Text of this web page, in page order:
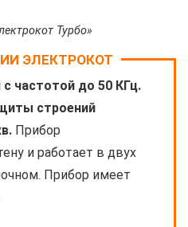
Турбо»
ЭЛЕКТРОКОТ
с частотой до 50 КГц.
строений
Прибор
и работает в двух
Прибор имеет